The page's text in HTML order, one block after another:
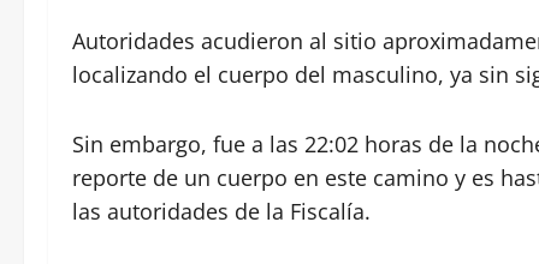
Autoridades acudieron al sitio
localizando el cuerpo del masculino, ya sin
Sin embargo, fue a las 22:02 horas de la
reporte de un cuerpo en este camino y es
las autoridades de la Fiscalía.